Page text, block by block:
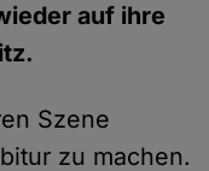
auf ihre
Szene
zu machen.